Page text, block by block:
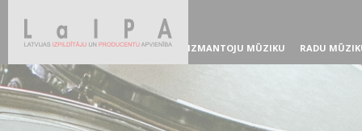
IZMANTOJU MŪZIKU RADU